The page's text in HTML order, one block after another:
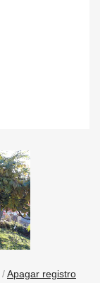
/Apagar registro